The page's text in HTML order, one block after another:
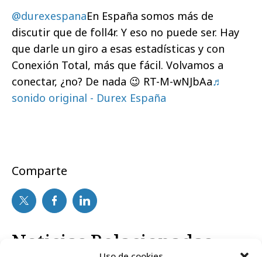
@durexespanaEn España somos más de
discutir que de foll4r. Y eso no puede ser. Hay
que darle un giro a esas estadísticas y con
Conexión Total, más que fácil. Volvamos a
conectar, ¿no? De nada 😉 RT-M-wNJbAa♬
sonido original - Durex España
Comparte
Noticias Relacionadas